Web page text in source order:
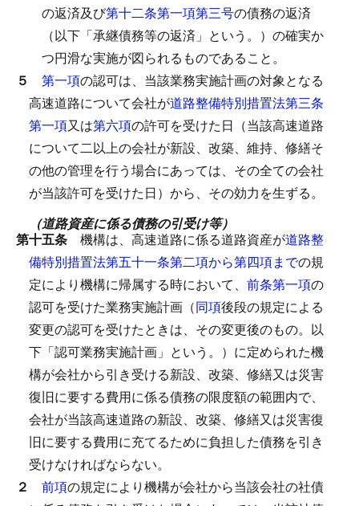
の返済及び第十二条第一項第三号の債務の返済
（以下「承継債務等の返済」という。）の確実か
つ円滑な実施が図られるものであること。
５ 第一項の認可は、当該業務実施計画の対象となる
高速道路について会社が道路整備特別措置法第三条
第一項又は第六項の許可を受けた日（当該高速道路
について二以上の会社が新設、改築、維持、修繕そ
の他の管理を行う場合にあっては、その全ての会社
が当該許可を受けた日）から、その効力を生ずる。
（道路資産に係る債務の引受け等）
第十五条 機構は、高速道路に係る道路資産が道路整
備特別措置法第五十一条第二項から第四項までの規
定により機構に帰属する時において、 前条第一項の
認可を受けた業務実施計画（同項後段の規定による
変更の認可を受けたときは、その変更後のもの。以
下「認可業務実施計画」という。）に定められた機
構が会社から引き受ける新設、改築、修繕又は災害
復旧に要する費用に係る債務の限度額の範囲内で、
会社が当該高速道路の新設、改築、修繕又は災害復
旧に要する費用に充てるために負担した債務を引き
受けなければならない。
２ 前項の規定により機構が会社から当該会社の社債